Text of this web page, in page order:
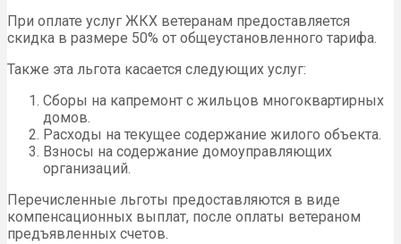
При оплате услуг ЖКХ ветеранам предоставляется
скидка в размере 50% от общеустановленного тарифа.
Также эта льгота касается следующих услуг:
Сборы на капремонт с жильцов многоквартирных
домов.
Расходы на текущее содержание жилого объекта.
Взносы на содержание домоуправляющих
организаций.
Перечисленные льготы предоставляются в виде
компенсационных выплат, после оплаты ветераном
предъявленных счетов.